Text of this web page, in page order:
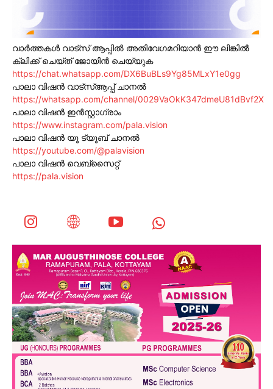
വാർത്തകൾ വാട്സ് ആപ്പിൽ അതിവേഗമറിയാൻ ഈ ലിങ്കിൽ
ക്ലിക്ക് ചെയ്ത് ജോയിൻ ചെയ്യുക
https://chat.whatsapp.com/DX6BuBLs9Yg85MLxY1e0gg
പാലാ വിഷൻ വാട്സ്ആപ്പ് ചാനൽ
https://whatsapp.com/channel/0029VaOkK347dmeU81dBvf2X
പാലാ വിഷൻ ഇൻസ്റ്റാഗ്രാം
https://www.instagram.com/pala.vision
പാലാ വിഷൻ യൂ ട്യൂബ് ചാനൽ
https://youtube.com/@palavision
പാലാ വിഷൻ വെബ്സൈറ്റ്
https://pala.vision